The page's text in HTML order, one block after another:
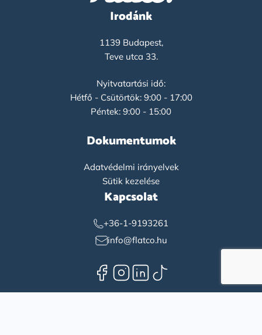
Irodánk
1139 Budapest,
Teve utca 33.
Nyitvatartási idő:
Hétfő - Csütörtök: 9:00 - 17:00
Péntek: 9:00 - 15:00
Dokumentumok
Adatvédelmi irányelvek
Sütik kezelése
Kapcsolat
+36-1-9193261
info@flatco.hu